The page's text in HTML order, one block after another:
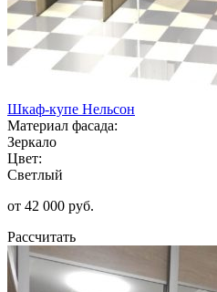
Шкаф-купе Нельсон
Материал фасада:
Зеркало
Цвет:
Светлый
от 42 000 руб.
Рассчитать